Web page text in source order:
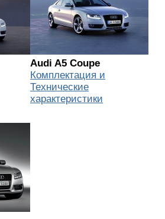
Audi A5 Coupe
Комплектация и
Технические
характеристики